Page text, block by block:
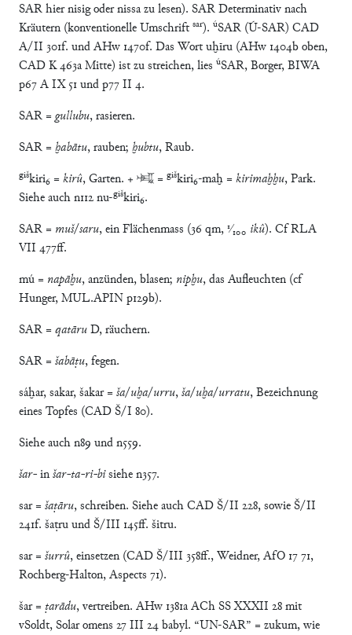
SAR hier nisig oder nissa zu lesen). SAR Determinativ nach
Kräutern (konventionelle Umschrift sar). úSAR (Ú-SAR) CAD
A/II 301f. und AHw 1470f. Das Wort uḫīru (AHw 1404b oben,
CAD K 463a Mitte) ist zu streichen, lies úSAR, Borger, BIWA
p67 A IX 51 und p77 II 4.
SAR =gullubu, rasieren.
SAR = ḫabātu, rauben; ḫubtu, Raub.
giškiri₆ = kirû, Garten. + 𒈤 = giškiri₆-maḫ = kirimaḫḫu, Park.
Siehe auch n112 nu-giškiri₆.
SAR = muš/saru, ein Flächenmass (36 qm, ¹⁄₁₀₀ ikû). Cf RLA
VII 477ff.
mú = napāḫu, anzünden, blasen; nipḫu, das Aufleuchten (cf
Hunger, MUL.APIN p129b).
SAR = qatāruD, räuchern.
SAR = šabāṭu, fegen.
sáḫar, sakar, šakar = ša/uḫa/urru,ša/uḫa/urratu, Bezeichnung
eines Topfes (CAD Š/I 80).
Siehe auch n89 und n559.
šar-inšar-ta-ri-bisiehe n357.
sar = šaṭāru, schreiben. Siehe auch CAD Š/II 228, sowie Š/II
241f. šaṭru und Š/III 145ff. šitru.
sar = šurrû, einsetzen (CAD Š/III 358ff., Weidner, AfO 17 71,
Rochberg-Halton, Aspects 71).
šar = ṭarādu, vertreiben. AHw 1381a ACh SS XXXII 28 mit
vSoldt, Solar omens 27 III 24 babyl. “UN-SAR” = zukum, wie